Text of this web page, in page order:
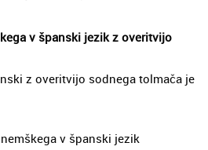
v španski jezik z overitvijo
z overitvijo sodnega tolmača je
v španski jezik